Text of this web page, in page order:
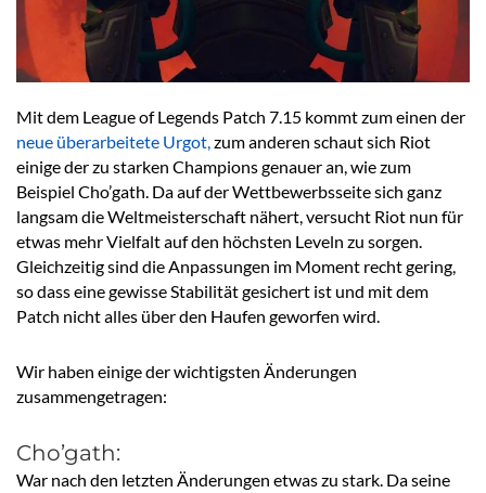
Mit dem League of Legends Patch 7.15 kommt zum einen der
neue überarbeitete Urgot,zum anderen schaut sich Riot
einige der zu starken Champions genauer an, wie zum
Beispiel Cho’gath. Da auf der Wettbewerbsseite sich ganz
langsam die Weltmeisterschaft nähert, versucht Riot nun für
etwas mehr Vielfalt auf den höchsten Leveln zu sorgen.
Gleichzeitig sind die Anpassungen im Moment recht gering,
so dass eine gewisse Stabilität gesichert ist und mit dem
Patch nicht alles über den Haufen geworfen wird.
Wir haben einige der wichtigsten Änderungen
zusammengetragen:
Cho’gath:
War nach den letzten Änderungen etwas zu stark. Da seine